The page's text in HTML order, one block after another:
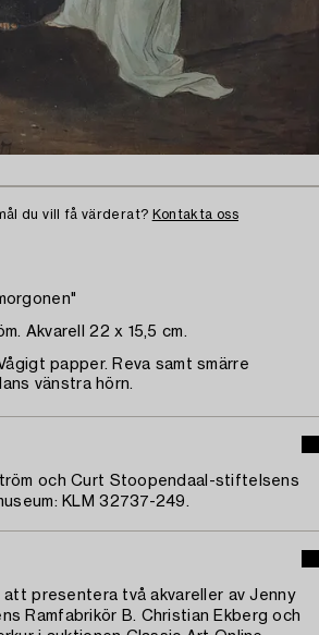
du vill få värderat? Kontakta oss
Akvarell 22 x 15,5 cm.
papper. Reva samt smärre
vänstra hörn.
och Curt Stoopendaal-stiftelsens
KLM 32737-249.
att presentera två akvareller av Jenny
Ramfabrikör B. Christian Ekberg och